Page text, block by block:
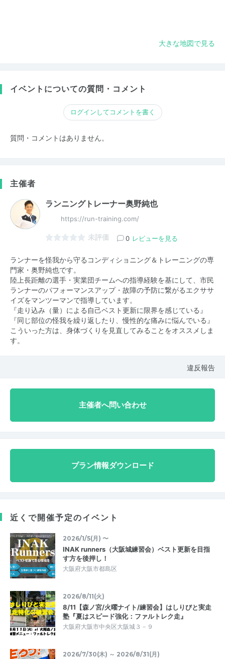
大きな地図で見る
イベントについての質問・コメント
ログインしてコメントを書く
質問・コメントはありません。
主催者
ランニングトレーナー奥野純也
https://run-training.com/
未評価 0 レビューを見る
ランナーを怪我から守るコンディショニング＆トレーニングの専
門家・奥野純也です。
陸上長距離の選手・実業団チームへの指導経験を基にして、市民
ランナーのパフォーマンスアップ・故障の予防に繋がるエクササ
イズをマンツーマンで指導しています。
『走り込み（量）による自己ベスト更新に限界を感じている』
『同じ部位の怪我を繰り返したり、慢性的な痛みに悩んでいる』
こういった方は、身体づくりを見直してみることをオススメしま
す。
違反報告
主催者へ問い合わせ
プラン情報ダウンロード
近くで開催予定のイベント
2026/1/5(月) 〜
INAK runners（大阪城練習会）ベスト更新を目指
す方を後押し！
大阪府大阪市都島区
2026/8/11(火)
8/11【森ノ宮/火曜ナイト/練習会】はしりびと実走
塾『夏はスピード強化：ファルトレク走』
大阪府大阪市中央区大阪城３－９
2026/7/30(木) ～ 2026/8/31(月)